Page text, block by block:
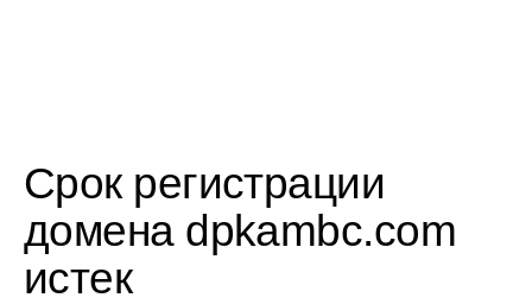
Срок регистрации
домена dpkambc.com
истек